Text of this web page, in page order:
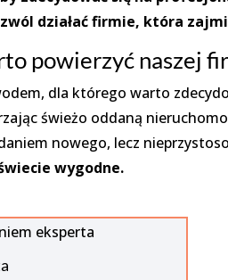
działać firmie, która
powierzyć naszej
dla którego warto
świeżo oddaną
nowego, lecz
wygodne.